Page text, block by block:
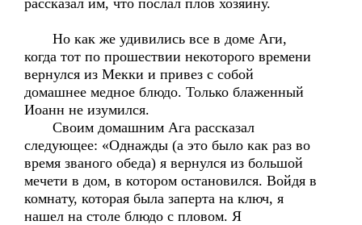
рассказал им, что послал плов хозяину.
Но как же удивились все в доме Аги,
когда тот по прошествии некоторого времени
вернулся из Мекки и привез с собой
домашнее медное блюдо. Только блаженный
Иоанн не изумился.
Своим домашним Ага рассказал
следующее: «Однажды (а это было как раз во
время званого обеда) я вернулся из большой
мечети в дом, в котором остановился. Войдя в
комнату, которая была заперта на ключ, я
нашел на столе блюдо с пловом. Я